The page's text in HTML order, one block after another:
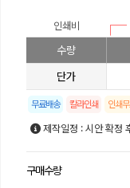
인쇄비
수량
단가
무료배송 칼라인쇄 인쇄
제작일정 : 시안 확정
구매수량